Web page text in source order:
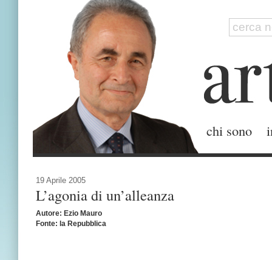
chi sono
19 Aprile 2005
L’agonia di un’alleanza
Autore: Ezio Mauro
Fonte: la Repubblica